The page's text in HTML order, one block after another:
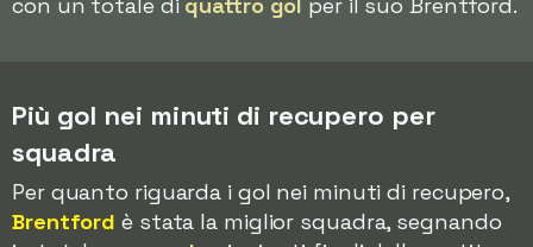
Più gol nei minuti di recupero per
squadra
Per quanto riguarda i gol nei minuti di recupero,
Brentford è stata la miglior squadra, segnando